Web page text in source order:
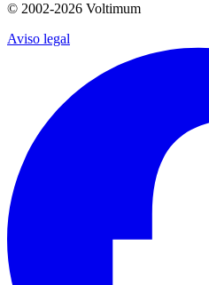
© 2002-2026 Voltimum
Aviso legal